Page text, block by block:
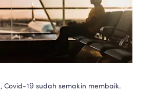
Covid-19 sudah semakin membaik.